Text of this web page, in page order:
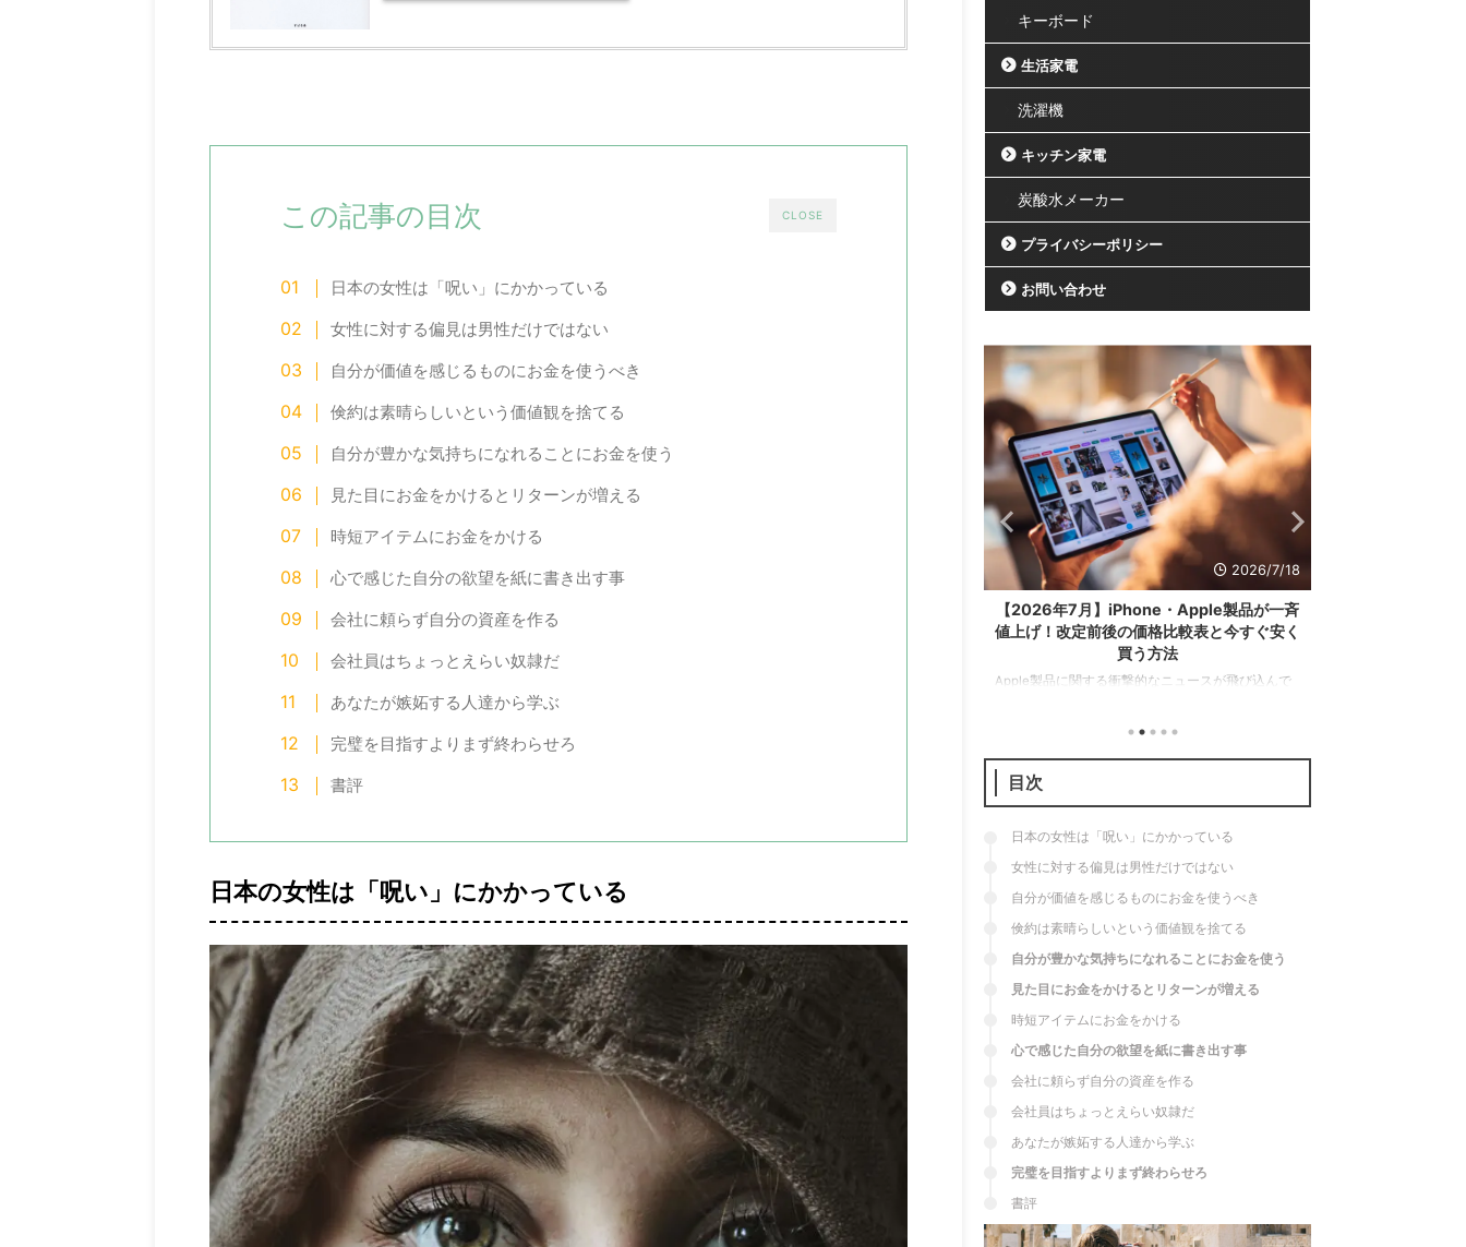
CLOSE
この記事の目次
日本の女性は「呪い」にかかっている
女性に対する偏見は男性だけではない
自分が価値を感じるものにお金を使うべき
倹約は素晴らしいという価値観を捨てる
自分が豊かな気持ちになれることにお金を使う
見た目にお金をかけるとリターンが増える
時短アイテムにお金をかける
心で感じた自分の欲望を紙に書き出す事
会社に頼らず自分の資産を作る
会社員はちょっとえらい奴隷だ
あなたが嫉妬する人達から学ぶ
完璧を目指すよりまず終わらせろ
書評
日本の女性は「呪い」にかかっている
キーボード
生活家電
洗濯機
キッチン家電
炭酸水メーカー
プライバシーポリシー
お問い合わせ
2026/8/1
【2026年8月版】スマホを安く買う方法と
各通信キャリアのお得なキャンペーン
現代人の必需品、スマートフォン。そしてスマホを
通信キャリアの最新お得なキャンペーン情報とスマ
解説をする。 今月のおすすめキャンペーン
iPhone17e（２年レンタル）⇒楽天モバイル（月額
2026/7/15
【iPhone17レビュー】無印版の完成形。
iPhone15から乗り換えて感じた「進化点」
と「気になる点」
今回は2025年9月19日に発売されたiPhone17の長期
紹介するとともに、果たしてこのスマホを買うべき
なのかを解説していこう。 こっちもおすすめ 結論
（買うべき人・そうでない人） 最初にこの記事の結
論。iPhone17は従来のモデルから順当に性能が底上
と言える。iPhone8⇒SE⇒SE2⇒13 ...
目次
日本の女性は「呪い」にかかっている
女性に対する偏見は男性だけではない
自分が価値を感じるものにお金を使うべき
倹約は素晴らしいという価値観を捨てる
自分が豊かな気持ちになれることにお金を使う
見た目にお金をかけるとリターンが増える
時短アイテムにお金をかける
心で感じた自分の欲望を紙に書き出す事
会社に頼らず自分の資産を作る
会社員はちょっとえらい奴隷だ
あなたが嫉妬する人達から学ぶ
完璧を目指すよりまず終わらせろ
書評